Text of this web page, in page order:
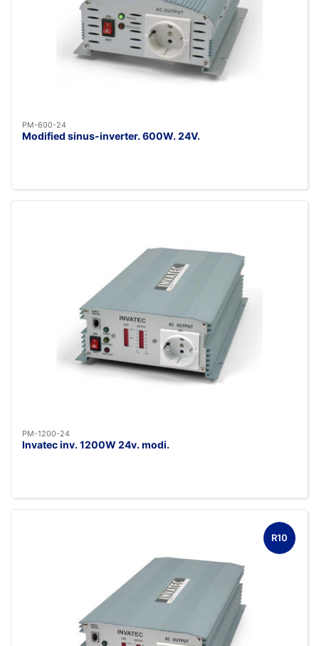
PM-600-24
Modified sinus-inverter. 600W. 24V.
PM-1200-24
Invatec inv. 1200W 24v. modi.
R10